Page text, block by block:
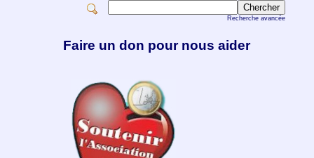
Recherche avancée
Faire un don pour nous aider